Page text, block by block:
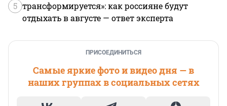
5 трансформируется»: как россияне будут
отдыхать в августе — ответ эксперта
ПРИСОЕДИНИТЬСЯ
Самые яркие фото и видео дня — в
наших группах в социальных сетях